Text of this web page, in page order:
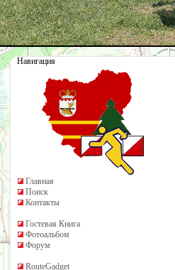
Навигация
Главная
Поиск
Контакты
Гостевая Книга
Фотоальбом
Форум
RouteGadget